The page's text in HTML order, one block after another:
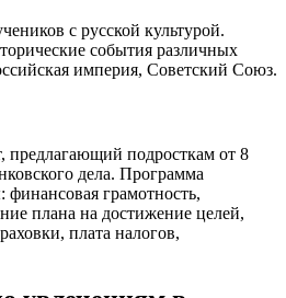
с русской культурой.
события различных
империя, Советский Союз.
предлагающий подросткам от 8
дела. Программа
финансовая грамотность,
плана на достижение целей,
плата налогов,